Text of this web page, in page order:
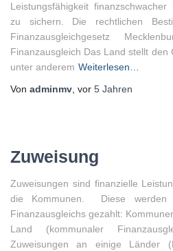
Leistungsfähigkeit
zu sichern. Die rechtlichen
Finanzausgleichgesetz
Finanzausgleich Das Land stellt den
unter anderem Weiterlesen…
Von adminmv , vor 5 Jahren
Zuweisung
Zuweisungen sind finanzielle
die Kommunen. Diese werden
Finanzausgleichs gezahlt:
Land (kommunaler
Zuweisungen an einige Länder